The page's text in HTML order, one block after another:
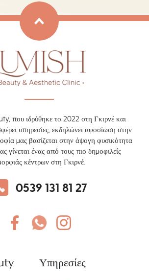
που ιδρύθηκε το 2022 στη Γκιρνέ και
υπηρεσίες, εκδηλώνει αφοσίωση στην
μας βασίζεται στην άψογη φυσικότητα
γίνεται ένας από τους πιο δημοφιλείς
κέντρων στη Γκιρνέ.
0539 131 81 27
Υπηρεσίες